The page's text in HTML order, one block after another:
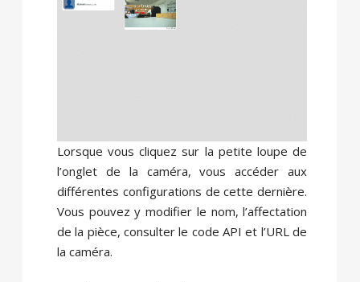
Lorsque vous cliquez sur la petite loupe de
l’onglet de la caméra, vous accéder aux
différentes configurations de cette dernière.
Vous pouvez y modifier le nom, l’affectation
de la pièce, consulter le code API et l’URL de
la caméra.